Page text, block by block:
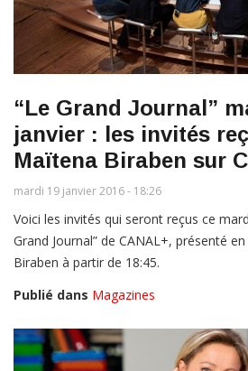
“Le Grand Journal”
janvier : les invités
Maïtena Biraben sur
mardi 19 janvier 2016 - 18:26
Voici les invités qui seront reçus ce
Grand Journal” de CANAL+, présenté
Biraben à partir de 18:45.
Publié dans Magazines